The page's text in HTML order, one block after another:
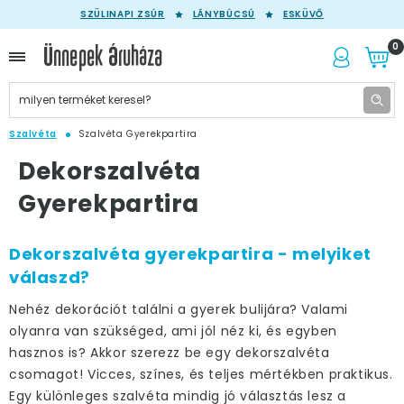
SZÜLINAPI ZSÚR LÁNYBÚCSÚ ESKÜVŐ
0
Szalvéta Szalvéta Gyerekpartira
Dekorszalvéta
Gyerekpartira
Dekorszalvéta gyerekpartira - melyiket
válaszd?
Nehéz dekorációt találni a gyerek bulijára? Valami
olyanra van szükséged, ami jól néz ki, és egyben
hasznos is? Akkor szerezz be egy dekorszalvéta
csomagot! Vicces, színes, és teljes mértékben praktikus.
Egy különleges szalvéta mindig jó választás lesz a